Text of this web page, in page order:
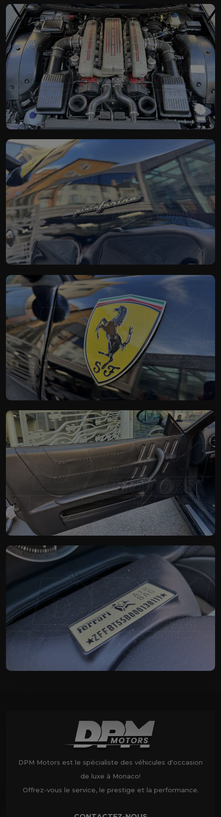
DPM Motors est le spécialiste des véhicules d'occasion
de luxe à Monaco!
Offrez-vous le service, le prestige et la performance.